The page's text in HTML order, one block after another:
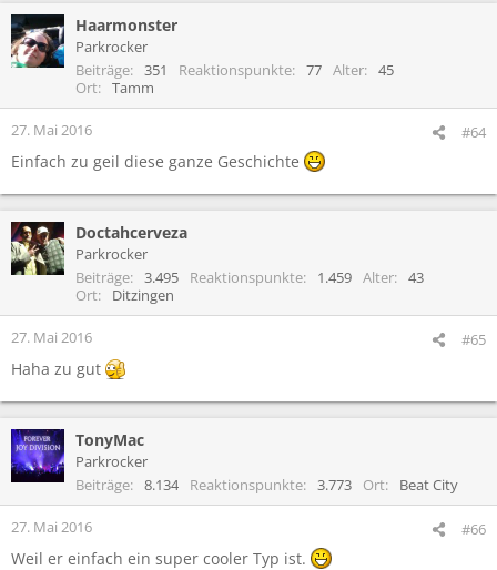
k
t
i
n
e
:
Haarmonster
Parkrocker
Beiträge
351 Reaktionspunkte 77 Alter
45
Ort
Tamm
27. Mai 2016 #64
Einfach zu geil diese ganze Geschichte
Doctahcerveza
Parkrocker
Beiträge
3.495 Reaktionspunkte 1.459 Alter
43
Ort
Ditzingen
27. Mai 2016 #65
Haha zu gut
TonyMac
Parkrocker
Beiträge
8.134 Reaktionspunkte 3.773 Ort Beat City
27. Mai 2016 #66
Weil er einfach ein super cooler Typ ist.